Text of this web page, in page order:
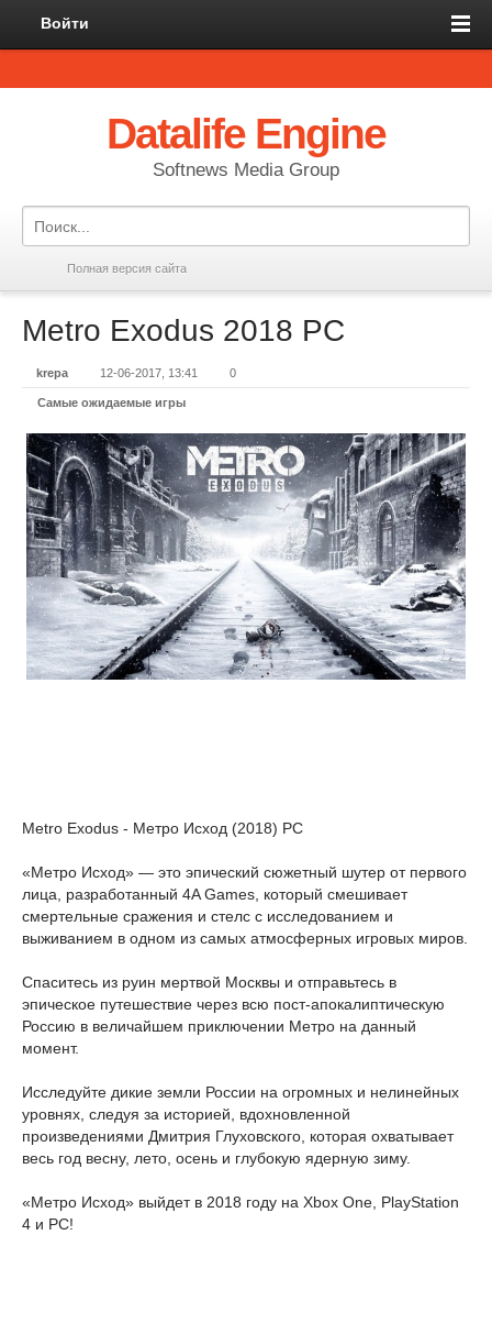
Войти
Datalife Engine
Softnews Media Group
Полная версия сайта
Metro Exodus 2018 PC
krepa 12-06-2017, 13:41 0
Самые ожидаемые игры
Metro Exodus - Метро Исход (2018) PC
«Метро Исход» — это эпический сюжетный шутер от первого
лица, разработанный 4A Games, который смешивает
смертельные сражения и стелс с исследованием и
выживанием в одном из самых атмосферных игровых миров.
Спаситесь из руин мертвой Москвы и отправьтесь в
эпическое путешествие через всю пост-апокалиптическую
Россию в величайшем приключении Метро на данный
момент.
Исследуйте дикие земли России на огромных и нелинейных
уровнях, следуя за историей, вдохновленной
произведениями Дмитрия Глуховского, которая охватывает
весь год весну, лето, осень и глубокую ядерную зиму.
«Метро Исход» выйдет в 2018 году на Xbox One, PlayStation
4 и PC!